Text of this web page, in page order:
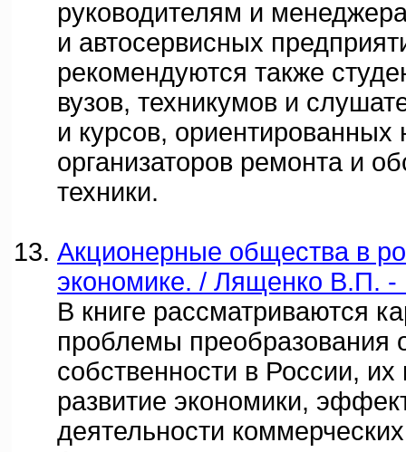
руководителям и
и автосервисных
рекомендуются также
вузов, техникумов и
и курсов, ориентированных
организаторов ремонта и
техники.
Акционерные общества в
экономике. / Лященко В.П.
В книге рассматриваются
проблемы преобразования
собственности в России,
развитие экономики,
деятельности